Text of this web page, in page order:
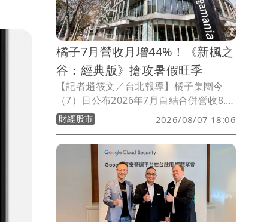
橘子7月營收月增44%！《新楓之
谷：經典版》搶攻暑假旺季
【記者趙筱文／台北報導】橘子集團今
（7）日公布2026年7月自結合併營收8.5
億元，月增44%、年減10%；累計今年前
7月合併營收52.7億元，較去年同期減少
8%。橘子表示，7月受惠暑期遊戲旺季，
多款主力遊戲陸續推出大型改版及周年活
動，帶動單月營收較6月明顯回升；不
過，由於主力端遊《新楓之谷：經典版》
於7月底才正式推出，使今年與去年暑期
改版時程產生基期差異，單月營收仍呈年
財經股市 2026/08/07 18:06